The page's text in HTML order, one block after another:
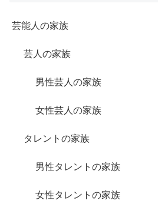
芸能人の家族
芸人の家族
男性芸人の家族
女性芸人の家族
タレントの家族
男性タレントの家族
女性タレントの家族